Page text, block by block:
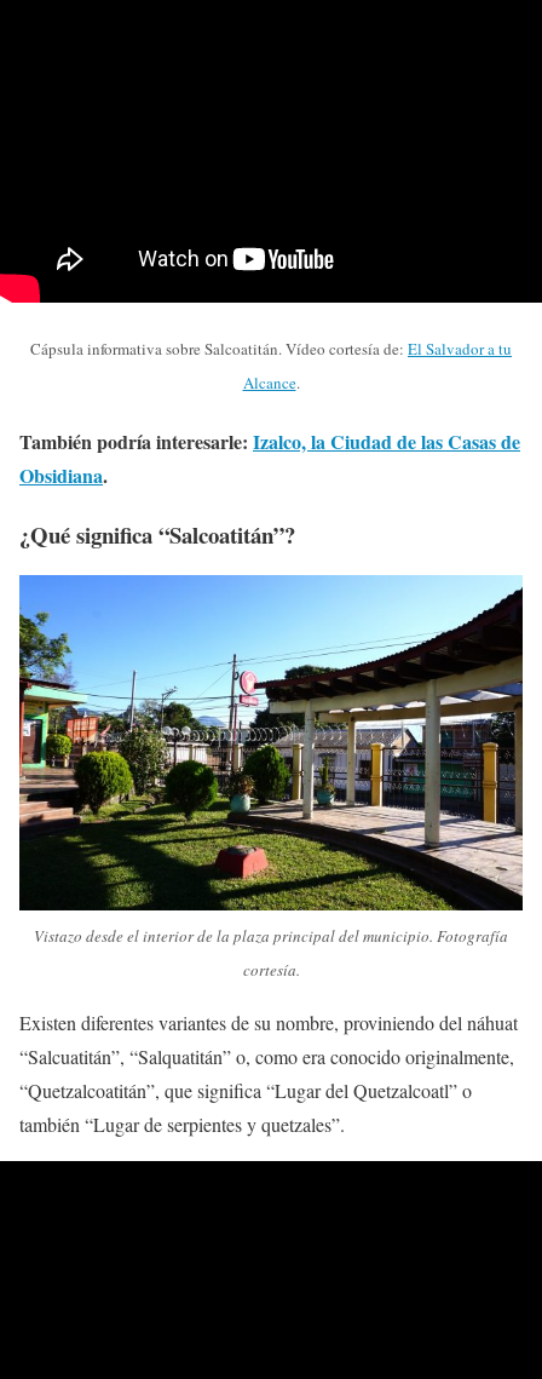
Cápsula informativa sobre Salcoatitán. Vídeo cortesía de: El Salvador a tu
Alcance.
También podría interesarle: Izalco, la Ciudad de las Casas de
Obsidiana.
¿Qué significa “Salcoatitán”?
Vistazo desde el interior de la plaza principal del municipio. Fotografía
cortesía.
Existen diferentes variantes de su nombre, proviniendo del náhuat
“Salcuatitán”, “Salquatitán” o, como era conocido originalmente,
“Quetzalcoatitán”, que significa “Lugar del Quetzalcoatl” o
también “Lugar de serpientes y quetzales”.